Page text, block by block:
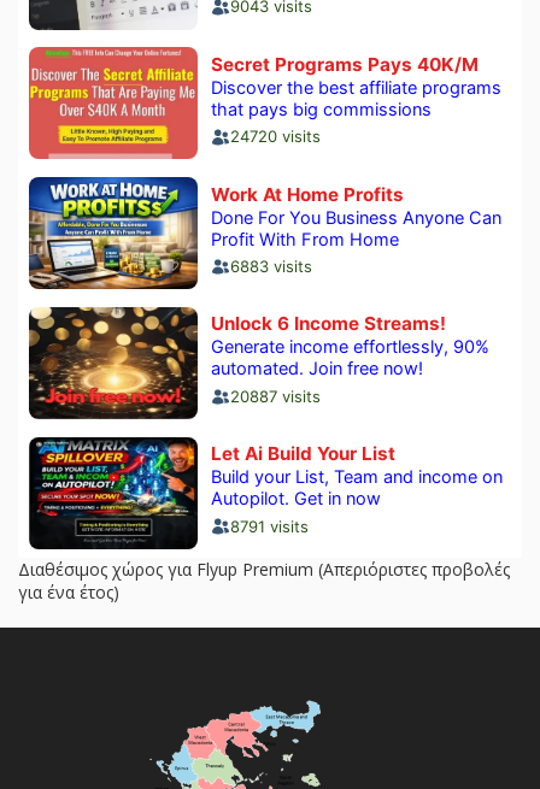
Διαθέσιμος χώρος για Flyup Premium (Απεριόριστες προβολές
για ένα έτος)